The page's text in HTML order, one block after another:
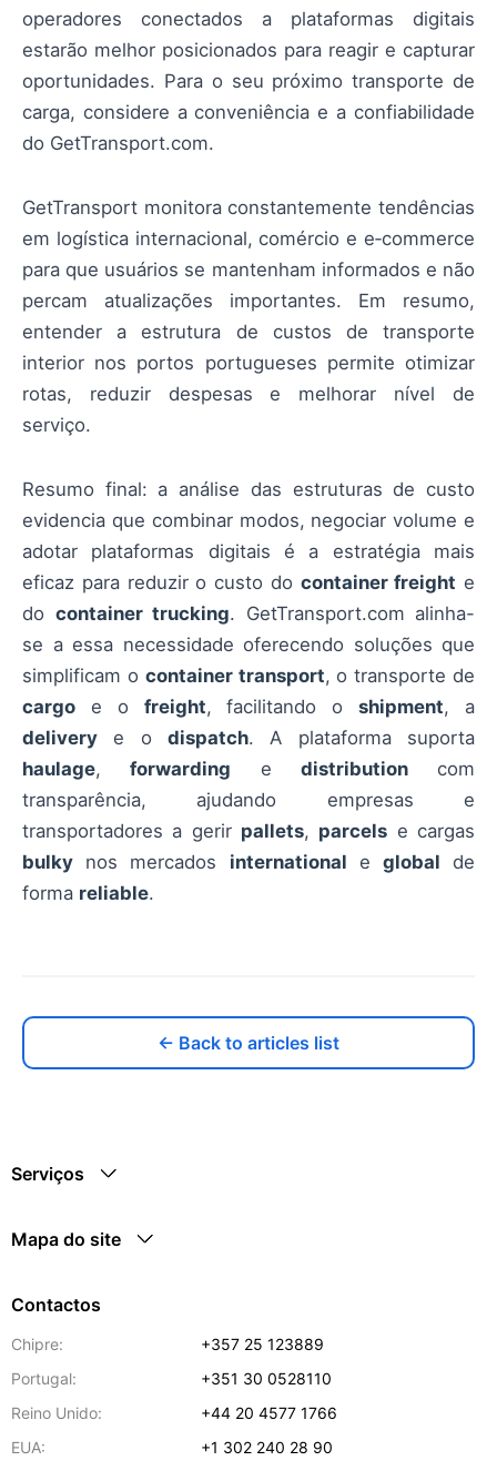
operadores conectados a plataformas digitais
estarão melhor posicionados para reagir e capturar
oportunidades. Para o seu próximo transporte de
carga, considere a conveniência e a confiabilidade
do GetTransport.com.
GetTransport monitora constantemente tendências
em logística internacional, comércio e e‑commerce
para que usuários se mantenham informados e não
percam atualizações importantes. Em resumo,
entender a estrutura de custos de transporte
interior nos portos portugueses permite otimizar
rotas, reduzir despesas e melhorar nível de
serviço.
Resumo final: a análise das estruturas de custo
evidencia que combinar modos, negociar volume e
adotar plataformas digitais é a estratégia mais
eficaz para reduzir o custo do container freight e
do container trucking. GetTransport.com alinha-
se a essa necessidade oferecendo soluções que
simplificam o container transport, o transporte de
cargo e o freight, facilitando oshipment, a
delivery e o dispatch. A plataforma suporta
haulage,forwarding e distributioncom
transparência, ajudando empresas e
transportadores a gerir pallets, parcels e cargas
bulky nos mercados international e global de
forma reliable.
← Back to articles list
Serviços
Mapa do site
Contactos
Chipre:
+357 25 123889
Portugal:
+351 30 0528110
Reino Unido:
+44 20 4577 1766
EUA:
+1 302 240 28 90